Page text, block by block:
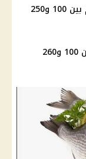
: يتراوح سعر سمك الوقار اليوم بين 100 و250
: سعر كيلو الدنيس اليوم يتراوح بين 100 و260